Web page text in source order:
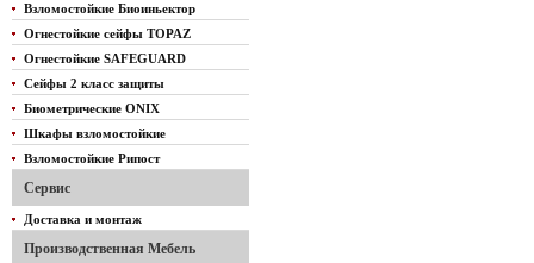
Взломостойкие Биоиньектор
Огнестойкие сейфы TOPAZ
Огнестойкие SAFEGUARD
Сейфы 2 класс защиты
Биометрические ONIX
Шкафы взломостойкие
Взломостойкие Рипост
Сервис
Доставка и монтаж
Производственная Мебель